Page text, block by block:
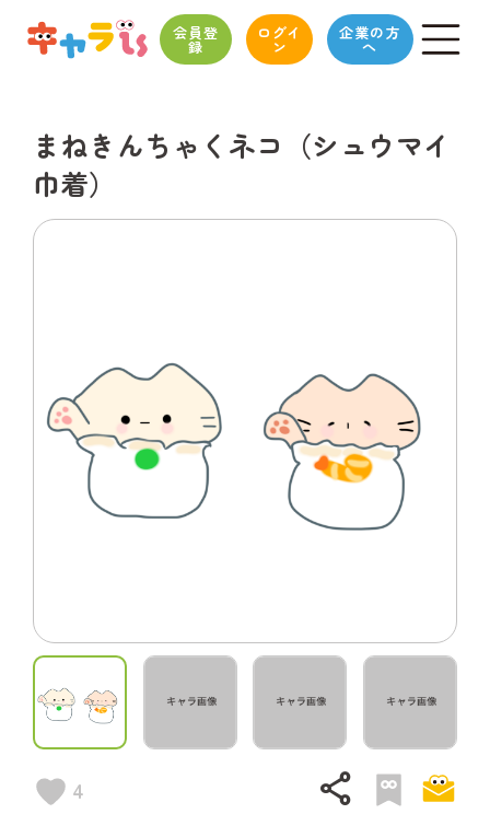
会員登
録
ログイ
ン
企業の方
へ
まねきんちゃくネコ（シュウマイ
巾着）
4 share